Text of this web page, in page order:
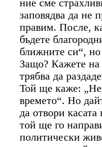
ние сме
заповядва да не
правим. После,
бъдете
ближните си“,
Защо? Кажете на
трябва да
Той ще каже:
времето“. Но
да отвори касата
той ще го
политически